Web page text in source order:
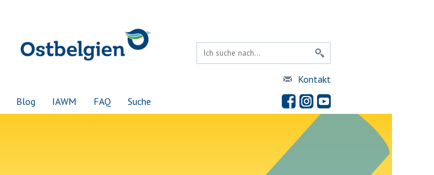
Blog IAWM FAQ Suche
Kontakt